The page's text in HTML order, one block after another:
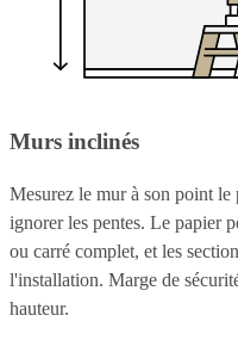
Murs inclinés
Mesurez le mur à son point
ignorer les pentes. Le papier
ou carré complet, et les
l'installation. Marge de
hauteur.